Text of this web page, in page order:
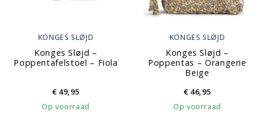
KONGES SLØJD
Konges Sløjd –
Poppentafelstoel – Fiola
€49,95
Op voorraad
KONGES SLØJD
Konges Sløjd –
Poppentas – Orangerie
Beige
€46,95
Op voorraad